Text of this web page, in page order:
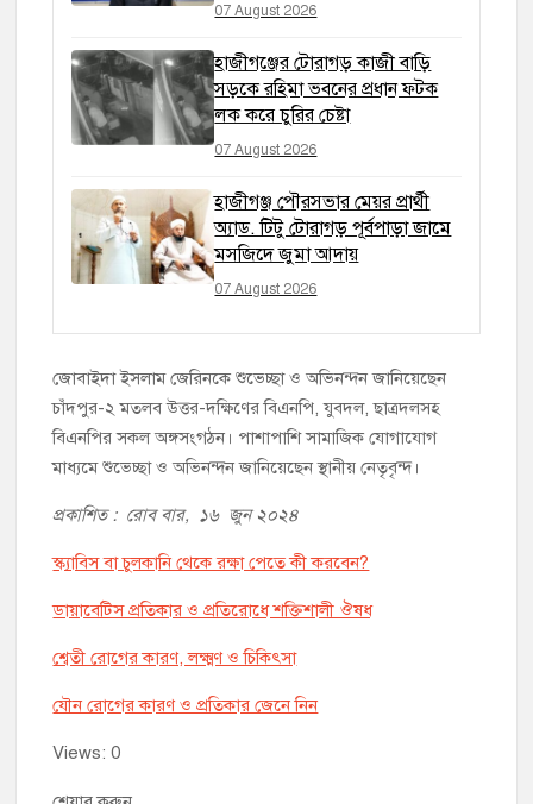
07 August 2026
হাজীগঞ্জের টোরাগড় কাজী বাড়ি
সড়কে রহিমা ভবনের প্রধান ফটক
লক করে চুরির চেষ্টা
07 August 2026
হাজীগঞ্জ পৌরসভার মেয়র প্রার্থী
অ্যাড. টিটু টোরাগড় পূর্বপাড়া জামে
মসজিদে জুমা আদায়
07 August 2026
জোবাইদা ইসলাম জেরিনকে শুভেচ্ছা ও অভিনন্দন জানিয়েছেন
চাঁদপুর-২ মতলব উত্তর-দক্ষিণের বিএনপি, যুবদল, ছাত্রদলসহ
বিএনপির সকল অঙ্গসংগঠন। পাশাপাশি সামাজিক যোগাযোগ
মাধ্যমে শুভেচ্ছা ও অভিনন্দন জানিয়েছেন স্থানীয় নেতৃবৃন্দ।
প্রকাশিত : রোব বার, ১৬ জুন ২০২৪
স্ক্যাবিস বা চুলকানি থেকে রক্ষা পেতে কী করবেন?
ডায়াবেটিস প্রতিকার ও প্রতিরোধে শক্তিশালী ঔষধ
শ্বেতী রোগের কারণ, লক্ষ্মণ ও চিকিৎসা
যৌন রোগের কারণ ও প্রতিকার জেনে নিন
Views: 0